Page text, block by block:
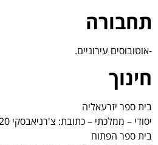
תחבורה
-אוטובוסים עירוניים.
חינוך
בית ספר יזרעאליה
יסודי – ממלכתי – כתובת: צ'רניאבסקי 20, חיפה.
בית ספר הפתוח